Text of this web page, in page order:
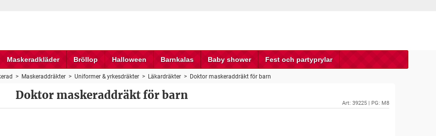
Maskeradkläder Bröllop Halloween Barnkalas Baby shower Fest och partyprylar
> Maskeraddräkter> Uniformer & yrkesdräkter> Läkardräkter> Doktor maskeraddräkt för barn
Doktor maskeraddräkt för barn
Art: 39225 | PG: M8